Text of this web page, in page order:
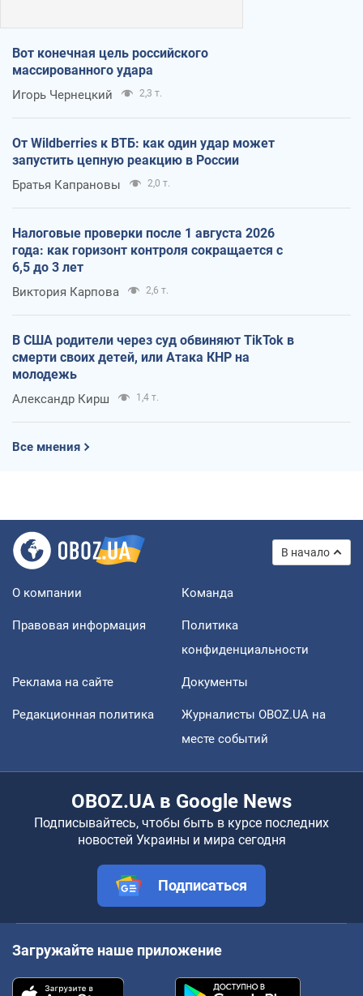
Вот конечная цель российского
массированного удара
Игорь Чернецкий 2,3 т.
От Wildberries к ВТБ: как один удар может
запустить цепную реакцию в России
Братья Капрановы 2,0 т.
Налоговые проверки после 1 августа 2026
года: как горизонт контроля сокращается с
6,5 до 3 лет
Виктория Карпова 2,6 т.
В США родители через суд обвиняют TikTok в
смерти своих детей, или Атака КНР на
молодежь
Александр Кирш 1,4 т.
Все мнения
В начало
О компании Команда
Правовая информация
Политика
конфиденциальности
Реклама на сайте Документы
Редакционная политика
Журналисты OBOZ.UA на
месте событий
OBOZ.UA в Google News
Подписывайтесь, чтобы быть в курсе последних
новостей Украины и мира сегодня
Подписаться
Загружайте наше приложение